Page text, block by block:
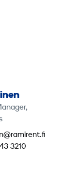
3210